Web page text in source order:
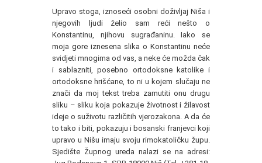
Upravo stoga, iznoseći osobni doživljaj Niša i
njegovih ljudi želio sam reći nešto o
Konstantinu, njihovu sugrađaninu. Iako se
moja gore iznesena slika o Konstantinu neće
svidjeti mnogima od vas, a neke će možda čak
i sablazniti, posebno ortodoksne katolike i
ortodoksne hrišćane, to ni u kojem slučaju ne
znači da moj tekst treba zamutiti onu drugu
sliku – sliku koja pokazuje životnost i žilavost
ideje o suživotu različitih vjerozakona. A da će
to tako i biti, pokazuju i bosanski franjevci koji
upravo u Nišu imaju svoju rimokatoličku župu.
Sjedište Župnog ureda nalazi se na adresi: